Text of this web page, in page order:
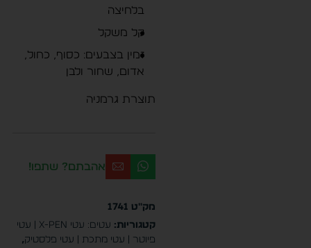
בלחיצה
קל משקל
זמין בצבעים: כסוף, כחול,
אדום, שחור ולבן
תוצרת גרמניה
אהבתם? שתפו!
מק"ט 1741
קטגוריות:
עטים: עטי X-PEN | עטי
פיוטר | עטי מתכת | עטי פלסטיק,